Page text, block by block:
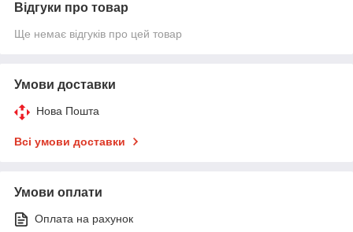
Відгуки про товар
Ще немає відгуків про цей товар
Умови доставки
Нова Пошта
Всі умови доставки
Умови оплати
Оплата на рахунок